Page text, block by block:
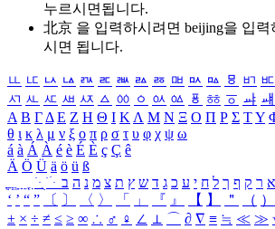
누르시면됩니다.
北京 을 입력하시려면 beijing을 입력
시면 됩니다.
ㅥ ㅦ ㅧ ㅨ ㅩ ㅪ ㅫ ㅬ ㅭ ㅮ ㅯ ㅰ ㅱ ㅲ ㅳ
ㅺ ㅻ ㅼ ㅽ ㅾ ㅿ ㆀ ㆁ ㆂ ㆃ ㆄ ㆅ ㆆ ㆇ ㆈ
Α Β ΓΔ Ε Ζ Η Θ Ι ΚΛ Μ Ν Ξ Ο Π Ρ Σ ΤΥ
θ ι κ λ μ ν ξ ο π ρ σ τ υ φ χ ψ ω
á à Á À é è É È ç Ç ê
Ä Ö Ü ä ö ü ß
ִֶֹ ֻּ ׁׂ א ר ק ף ך ל ח י ע כ ג ד ש ץ ת צ מ נ ה ב
‘ ’ “ ” 〔 〕 〈 〉 「 」 『 』 【 】 ＂ （ ）
± × ÷ ≠ ≤ ≥ ∞ ∴ ♂ ♀ ∠ ⊥ ⌒ ∂ ∇ ≡ ≒ ≪ ≫